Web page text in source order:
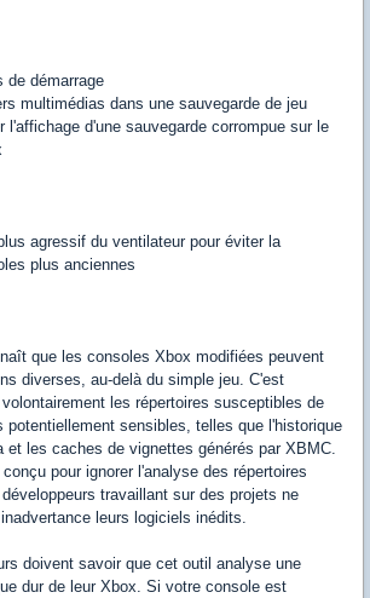
de démarrage
multimédias dans une sauvegarde de jeu
l'affichage d'une sauvegarde corrompue sur le
agressif du ventilateur pour éviter la
plus anciennes
que les consoles Xbox modifiées peuvent
diverses, au-delà du simple jeu. C'est
les répertoires susceptibles de
potentiellement sensibles, telles que l'historique
et les caches de vignettes générés par XBMC.
pour ignorer l'analyse des répertoires
travaillant sur des projets ne
leurs logiciels inédits.
doivent savoir que cet outil analyse une
dur de leur Xbox. Si votre console est